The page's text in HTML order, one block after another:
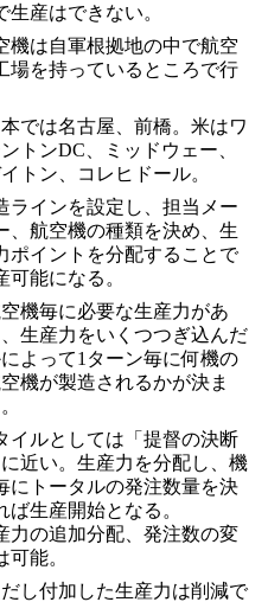
生産はできない。
機は自軍根拠地の中で航空
場を持っているところで行
本では名古屋、前橋。米はワ
トンDC、ミッドウェー、
トン、コレヒドール。
ラインを設定し、担当メー
、航空機の種類を決め、生
ポイントを分配することで
可能になる。
機毎に必要な生産力があ
、生産力をいくつつぎ込んだ
よって1ターン毎に何機の
機が製造されるかが決ま
イルとしては「提督の決断
近い。生産力を分配し、機
にトータルの発注数量を決
ば生産開始となる。
力の追加分配、発注数の変
可能。
し付加した生産力は削減で